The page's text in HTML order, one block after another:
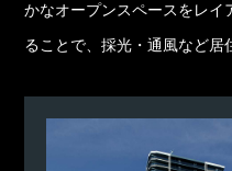
かなオープンスペースをレイ
ることで、採光・通風など居